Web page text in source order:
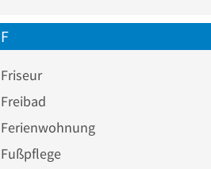
F
Friseur
Freibad
Ferienwohnung
Fußpflege